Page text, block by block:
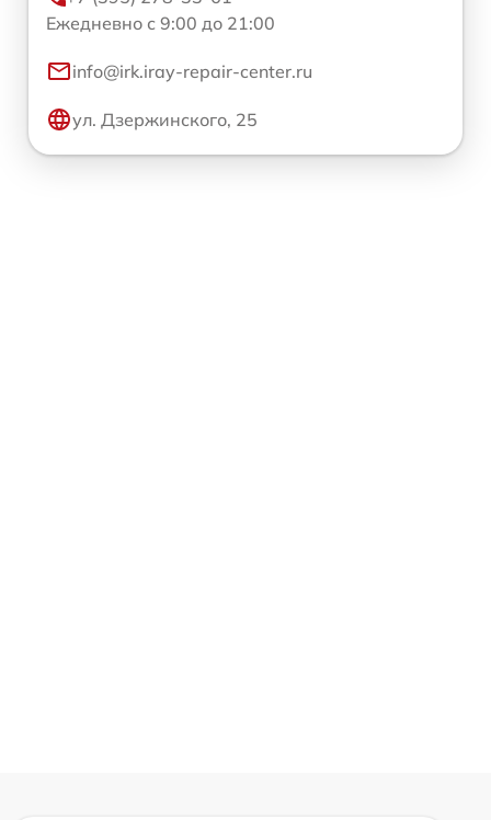
Ежедневно с 9:00 до 21:00
info@irk.iray-repair-center.ru
ул. Дзержинского, 25